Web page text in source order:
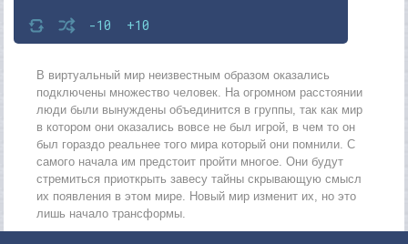
-10 +10
В виртуальный мир неизвестным образом оказались
подключены множество человек. На огромном расстоянии
люди были вынуждены объединится в группы, так как мир
в котором они оказались вовсе не был игрой, в чем то он
был гораздо реальнее того мира который они помнили. С
самого начала им предстоит пройти многое. Они будут
стремиться приоткрыть завесу тайны скрывающую смысл
их появления в этом мире. Новый мир изменит их, но это
лишь начало трансформы.